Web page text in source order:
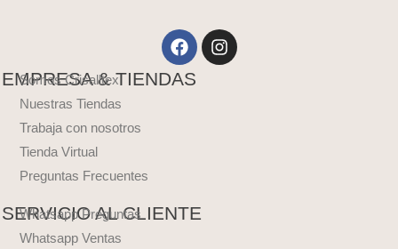
FacebookInstagram
EMPRESA & TIENDAS
Somos Crisalltex
Nuestras Tiendas
Trabaja con nosotros
Tienda Virtual
Preguntas Frecuentes
SERVICIO AL CLIENTE
Whatsapp Preguntas
Whatsapp Ventas